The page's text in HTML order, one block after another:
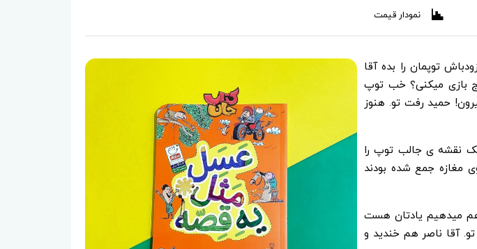
نمودار قیمت
توپمان را بده آقا
بازی میکنی؟ خب توپ
حمید رفت تو. هنوز
یک نقشه ی جالب توپ را
مغازه جمع شده بودند
میدهیم یادتان هست
آقا ناصر هم خندید و